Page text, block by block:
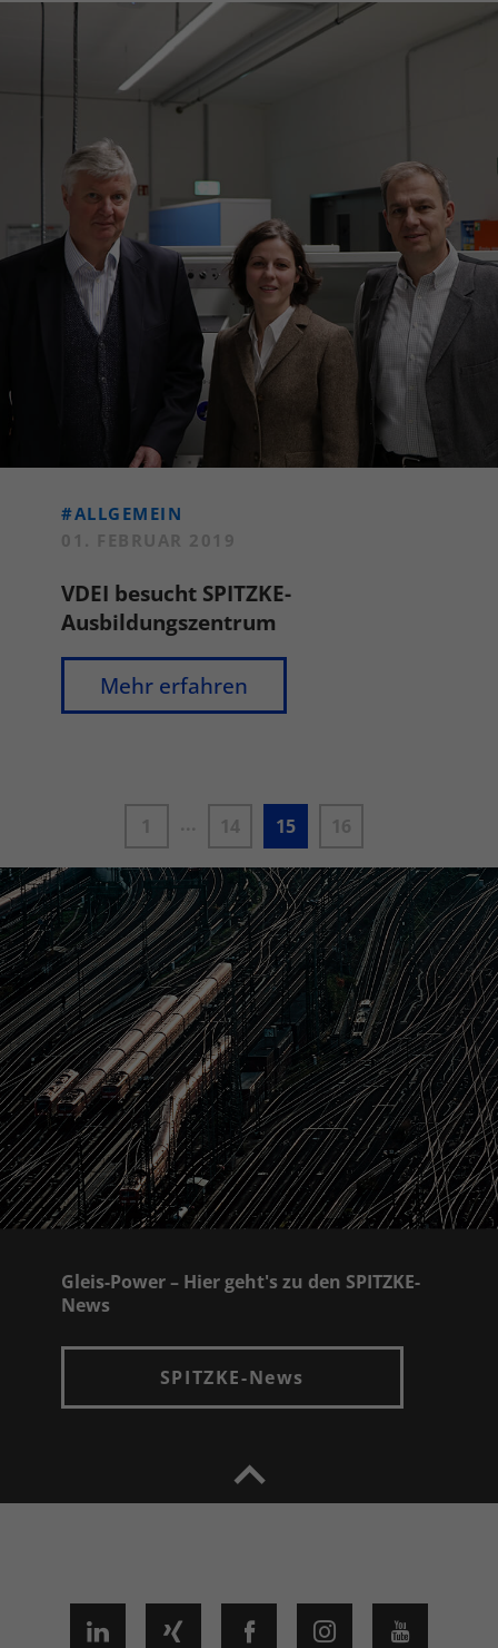
#ALLGEMEIN
01. FEBRUAR 2019
VDEI besucht SPITZKE-
Ausbildungszentrum
Mehr erfahren
1 ... 14 15 16
Gleis-Power – Hier geht's zu den SPITZKE-
News
SPITZKE-News